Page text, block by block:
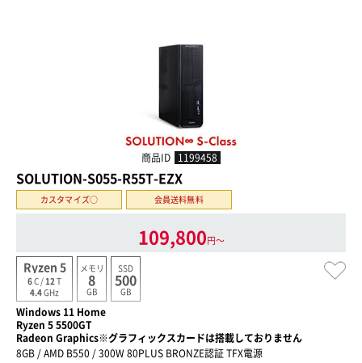
商品ID 1199458
SOLUTION-S055-R55T-EZX
カスタマイズ○ 会員送料無料
109,800円〜
Ryzen 5
6C / 12 T
4.4GHz
メモリ
8
GB
SSD
500
GB
Windows 11 Home
Ryzen 5 5500GT
Radeon Graphics※グラフィックスカードは搭載しておりません
8GB / AMD B550 / 300W 80PLUS BRONZE認証 TFX電源